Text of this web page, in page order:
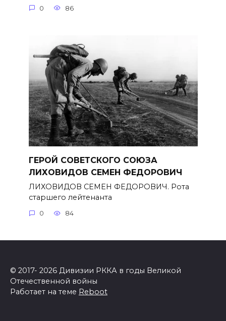
0 86
ГЕРОЙ СОВЕТСКОГО СОЮЗА
ЛИХОВИДОВ СЕМЕН ФЕДОРОВИЧ
ЛИХОВИДОВ СЕМЕН ФЕДОРОВИЧ. Рота
старшего лейтенанта
0 84
© 2017- 2026 Дивизии РККА в годы Великой
Отечественной войны
Работает на теме Reboot